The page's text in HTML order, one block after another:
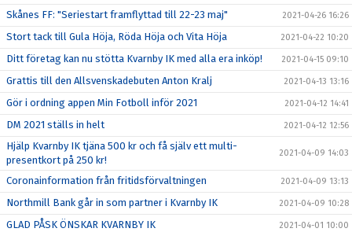
Skånes FF: "Seriestart framflyttad till 22-23 maj" 2021-04-26 16:26
Stort tack till Gula Höja, Röda Höja och Vita Höja 2021-04-22 10:20
Ditt företag kan nu stötta Kvarnby IK med alla era inköp! 2021-04-15 09:10
Grattis till den Allsvenskadebuten Anton Kralj 2021-04-13 13:16
Gör i ordning appen Min Fotboll inför 2021 2021-04-12 14:41
DM 2021 ställs in helt 2021-04-12 12:56
Hjälp Kvarnby IK tjäna 500 kr och få själv ett multi-
presentkort på 250 kr!
2021-04-09 14:03
Coronainformation från fritidsförvaltningen 2021-04-09 13:13
Northmill Bank går in som partner i Kvarnby IK 2021-04-09 10:28
GLAD PÅSK ÖNSKAR KVARNBY IK 2021-04-01 10:00